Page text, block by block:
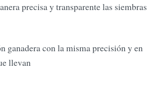
precisa y transparente las siembras
ganadera con la misma precisión y en
llevan